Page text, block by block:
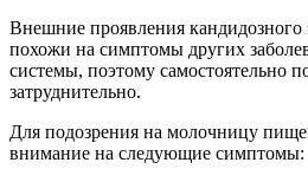
Внешние проявления кандидозного
похожи на симптомы других
системы, поэтому самостоятельно
затруднительно.
Для подозрения на молочницу
внимание на следующие симптомы: